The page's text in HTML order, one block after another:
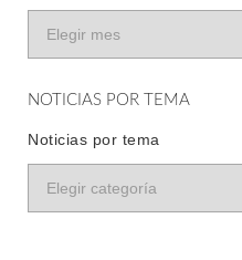
NOTICIAS POR TEMA
Noticias por tema